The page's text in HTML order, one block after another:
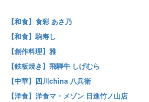
【和食】食彩 あさ乃
【和食】駒寿し
【創作料理】雅
【鉄板焼き】飛騨牛 しげむら
【中華】四川china 八兵衛
【洋食】洋食マ・メゾン 日進竹ノ山店